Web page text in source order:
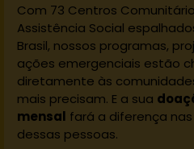
Com 73 Centros
Assistência Social
Brasil, nossos programas,
ações emergenciais estão
diretamente às
mais precisam. E a sua
mensal fará a diferença
dessas pessoas.